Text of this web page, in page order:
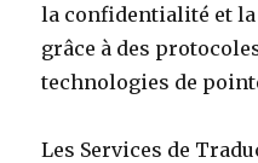
la confidentialité et la
grâce à des
technologies de
Les Services de